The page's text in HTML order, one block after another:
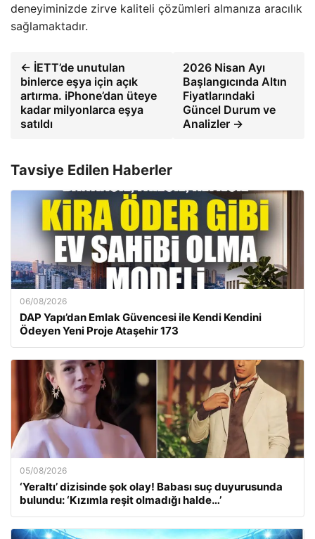
deneyiminizde zirve kaliteli çözümleri almanıza aracılık
sağlamaktadır.
← İETT’de unutulan
binlerce eşya için açık
artırma. iPhone’dan üteye
kadar milyonlarca eşya
satıldı
2026 Nisan Ayı
Başlangıcında Altın
Fiyatlarındaki
Güncel Durum ve
Analizler →
Tavsiye Edilen Haberler
06/08/2026
DAP Yapı’dan Emlak Güvencesi ile Kendi Kendini
Ödeyen Yeni Proje Ataşehir 173
05/08/2026
‘Yeraltı’ dizisinde şok olay! Babası suç duyurusunda
bulundu: ‘Kızımla reşit olmadığı halde…’